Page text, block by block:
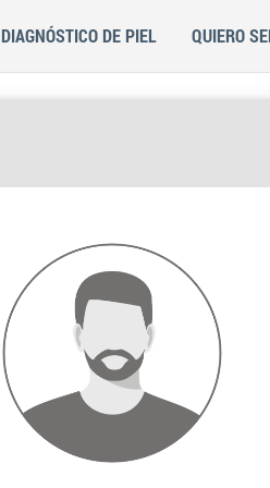
DIAGNÓSTICO DE PIEL QUIERO